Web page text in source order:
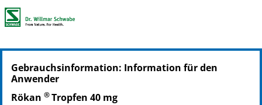
PZN: 06994326
PPN: 110699432622
NTIN: 04150069943261
Gebrauchsinformation: Information für den
Anwender
Rökan ®Tropfen 40 mg